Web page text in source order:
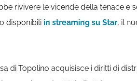
rivivere le vicende della tenace e
disponibili in streaming su Star, il
di Topolino acquisisce i diritti di